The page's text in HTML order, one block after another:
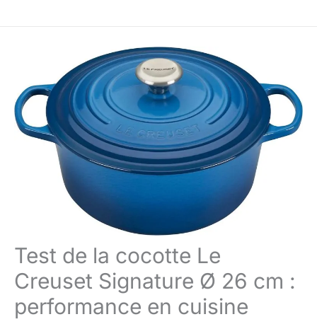
Test de la cocotte Le
Creuset Signature Ø 26 cm :
performance en cuisine